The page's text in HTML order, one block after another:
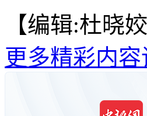
【编辑:杜晓姣
更多精彩内